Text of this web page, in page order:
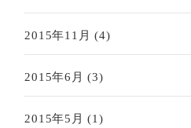
2015年11月 (4)
2015年6月 (3)
2015年5月 (1)